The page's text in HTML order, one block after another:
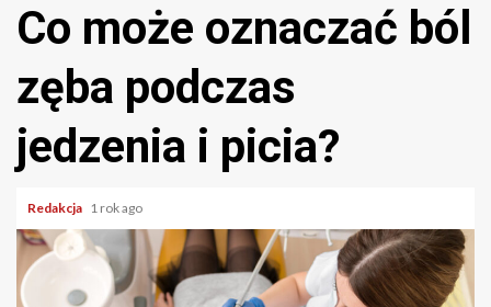
Co może oznaczać ból
zęba podczas
jedzenia i picia?
Redakcja 1 rok ago